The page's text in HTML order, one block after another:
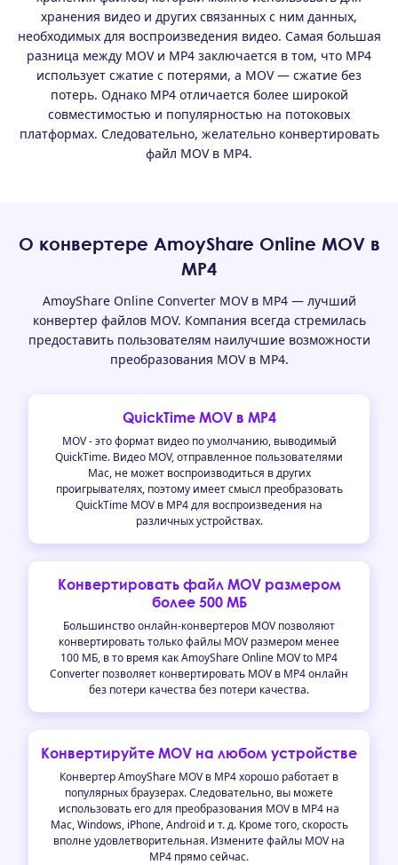
хранения видео и других связанных с ним данных,
необходимых для воспроизведения видео. Самая большая
разница между MOV и MP4 заключается в том, что MP4
использует сжатие с потерями, а MOV — сжатие без
потерь. Однако MP4 отличается более широкой
совместимостью и популярностью на потоковых
платформах. Следовательно, желательно конвертировать
файл MOV в MP4.
О конвертере AmoyShare Online MOV в
MP4
AmoyShare Online Converter MOV в MP4 — лучший
конвертер файлов MOV. Компания всегда стремилась
предоставить пользователям наилучшие возможности
преобразования MOV в MP4.
QuickTime MOV в MP4
MOV - это формат видео по умолчанию, выводимый
QuickTime. Видео MOV, отправленное пользователями
Mac, не может воспроизводиться в других
проигрывателях, поэтому имеет смысл преобразовать
QuickTime MOV в MP4 для воспроизведения на
различных устройствах.
Конвертировать файл MOV размером
более 500 МБ
Большинство онлайн-конвертеров MOV позволяют
конвертировать только файлы MOV размером менее
100 МБ, в то время как AmoyShare Online MOV to MP4
Converter позволяет конвертировать MOV в MP4 онлайн
без потери качества без потери качества.
Конвертируйте MOV на любом устройстве
Конвертер AmoyShare MOV в MP4 хорошо работает в
популярных браузерах. Следовательно, вы можете
использовать его для преобразования MOV в MP4 на
Mac, Windows, iPhone, Android и т. д. Кроме того, скорость
вполне удовлетворительная. Измените файлы MOV на
MP4 прямо сейчас.